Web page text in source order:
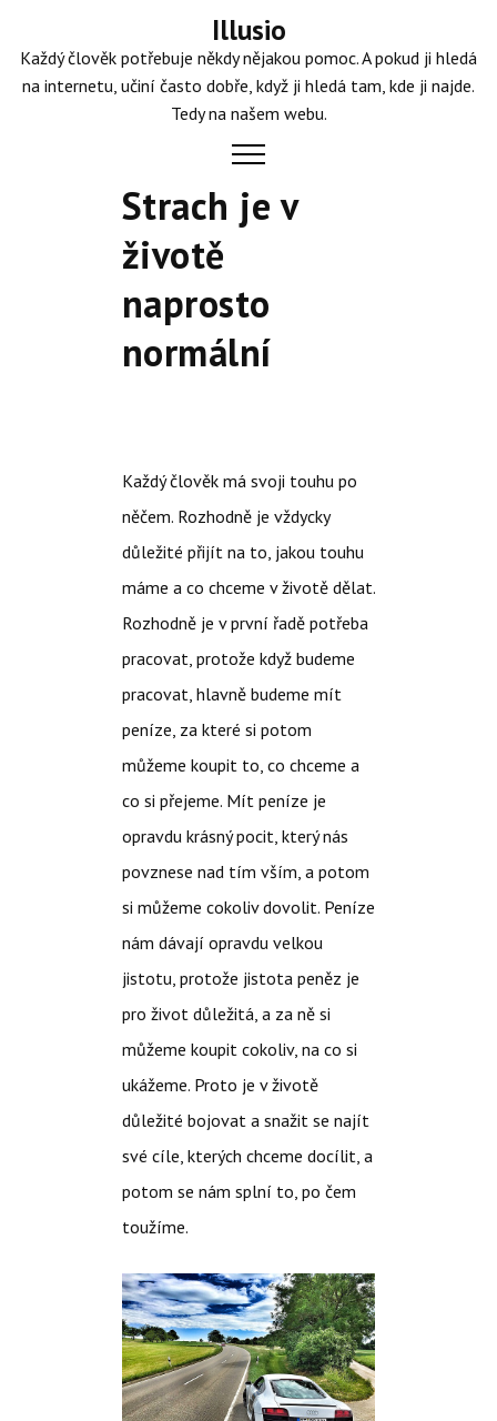
content
Illusio
Každý člověk potřebuje někdy nějakou pomoc. A pokud ji hledá
na internetu, učiní často dobře, když ji hledá tam, kde ji najde.
Tedy na našem webu.
Strach je v
životě
naprosto
normální
Každý člověk má svoji touhu po
něčem. Rozhodně je vždycky
důležité přijít na to, jakou touhu
máme a co chceme v životě dělat.
Rozhodně je v první řadě potřeba
pracovat, protože když budeme
pracovat, hlavně budeme mít
peníze, za které si potom
můžeme koupit to, co chceme a
co si přejeme. Mít peníze je
opravdu krásný pocit, který nás
povznese nad tím vším, a potom
si můžeme cokoliv dovolit. Peníze
nám dávají opravdu velkou
jistotu, protože jistota peněz je
pro život důležitá, a za ně si
můžeme koupit cokoliv, na co si
ukážeme. Proto je v životě
důležité bojovat a snažit se najít
své cíle, kterých chceme docílit, a
potom se nám splní to, po čem
toužíme.